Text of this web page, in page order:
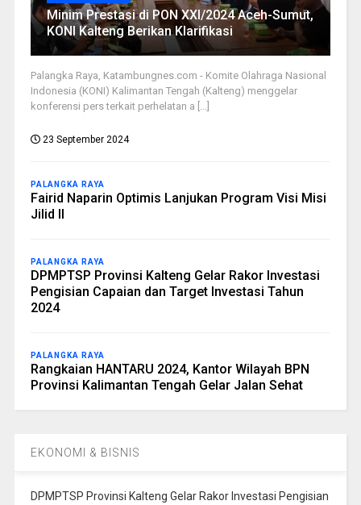
Minim Prestasi di PON XXI/2024 Aceh-Sumut,
KONI Kalteng Berikan Klarifikasi
Palangka Raya, Katambungnes.com - Komite Olahraga Nasional
Indonesia (KONI) Kalimantan Tengah (Kalteng) menggelar
konferensi pers terkait perhelatan a [...]
23 September 2024
PALANGKA RAYA
Fairid Naparin Optimis Lanjukan Program Visi Misi
Jilid II
PALANGKA RAYA
DPMPTSP Provinsi Kalteng Gelar Rakor Investasi
Pengisian Capaian dan Target Investasi Tahun
2024
PALANGKA RAYA
Rangkaian HANTARU 2024, Kantor Wilayah BPN
Provinsi Kalimantan Tengah Gelar Jalan Sehat
EKONOMI & BISNIS
DPMPTSP Provinsi Kalteng Gelar Rakor Investasi Pengisian